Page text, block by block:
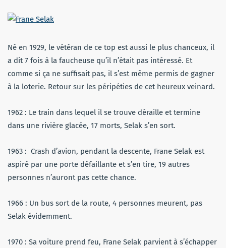
Né en 1929, le vétéran de ce top est aussi le plus chanceux, il
a dit 7 fois à la faucheuse qu’il n’était pas intéressé. Et
comme si ça ne suffisait pas, il s’est même permis de gagner
à la loterie. Retour sur les péripéties de cet heureux veinard.
1962 : Le train dans lequel il se trouve déraille et termine
dans une rivière glacée, 17 morts, Selak s’en sort.
1963 : Crash d’avion, pendant la descente, Frane Selak est
aspiré par une porte défaillante et s’en tire, 19 autres
personnes n’auront pas cette chance.
1966 : Un bus sort de la route, 4 personnes meurent, pas
Selak évidemment.
1970 : Sa voiture prend feu, Frane Selak parvient à s’échapper